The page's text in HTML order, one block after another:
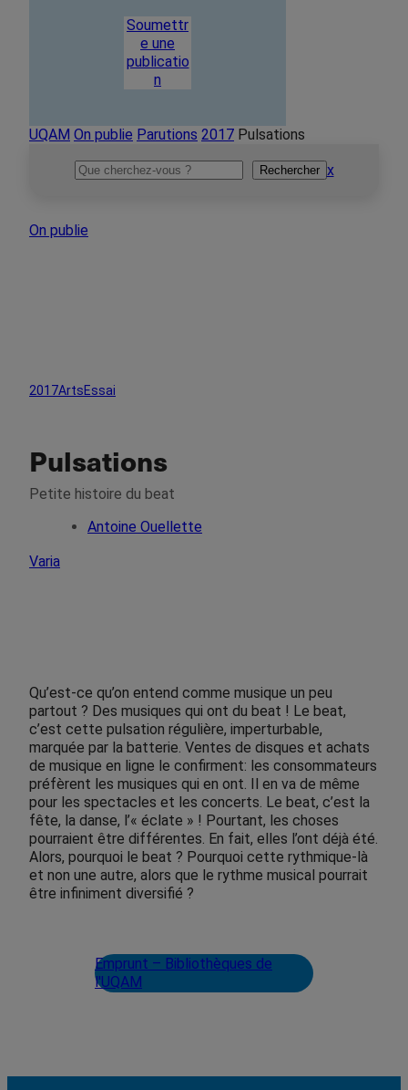
Soumettr
e une
publicatio
n
UQAM On publie Parutions 2017 Pulsations
Rechercher
Rechercher x
On publie
2017ArtsEssai
Pulsations
Petite histoire du beat
Antoine Ouellette
Varia
Qu’est-ce qu’on entend comme musique un peu
partout ? Des musiques qui ont du beat ! Le beat,
c’est cette pulsation régulière, imperturbable,
marquée par la batterie. Ventes de disques et achats
de musique en ligne le confirment: les consommateurs
préfèrent les musiques qui en ont. Il en va de même
pour les spectacles et les concerts. Le beat, c’est la
fête, la danse, l’« éclate » ! Pourtant, les choses
pourraient être différentes. En fait, elles l’ont déjà été.
Alors, pourquoi le beat ? Pourquoi cette rythmique-là
et non une autre, alors que le rythme musical pourrait
être infiniment diversifié ?
Emprunt – Bibliothèques de
l'UQAM